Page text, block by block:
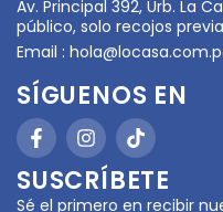
Av. Principal 392, Urb. La
público, solo recojos
Email :
SÍGUENOS EN
SUSCRÍBETE
Sé el primero en recibir